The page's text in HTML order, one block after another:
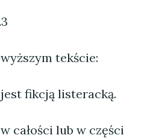
tekście:
fikcją listeracką.
całości lub w części